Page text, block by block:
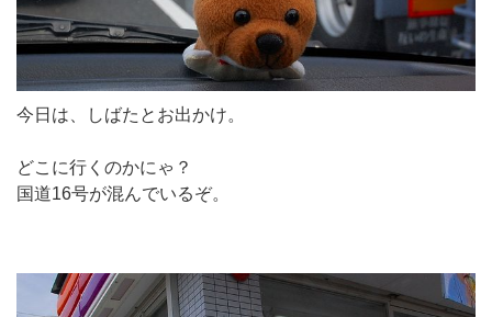
今日は、しばたとお出かけ。
どこに行くのかにゃ？
国道16号が混んでいるぞ。